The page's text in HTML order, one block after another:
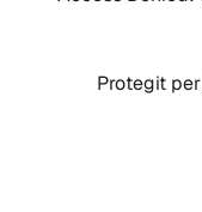
Protegit per